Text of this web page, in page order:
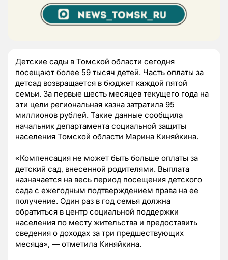
Детские сады в Томской области сегодня
посещают более 59 тысяч детей. Часть оплаты за
детсад возвращается в бюджет каждой пятой
семьи. За первые шесть месяцев текущего года на
эти цели региональная казна затратила 95
миллионов рублей. Такие данные сообщила
начальник департамента социальной защиты
населения Томской области Марина Киняйкина.
«Компенсация не может быть больше оплаты за
детский сад, внесенной родителями. Выплата
назначается на весь период посещения детского
сада с ежегодным подтверждением права на ее
получение. Один раз в год семья должна
обратиться в центр социальной поддержки
населения по месту жительства и предоставить
сведения о доходах за три предшествующих
месяца», — отметила Киняйкина.